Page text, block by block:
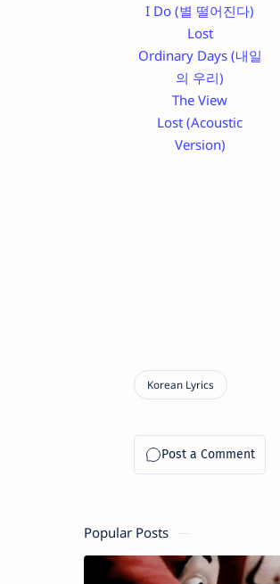
I Do (별 떨어진다)
Lost
Ordinary Days (내일
의 우리)
The View
Lost (Acoustic
Version)
Popular Posts